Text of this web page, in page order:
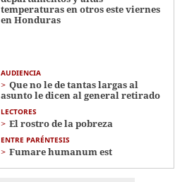
temperaturas en otros este viernes
en Honduras
AUDIENCIA
Que no le de tantas largas al
asunto le dicen al general retirado
LECTORES
El rostro de la pobreza
ENTRE PARÉNTESIS
Fumare humanum est